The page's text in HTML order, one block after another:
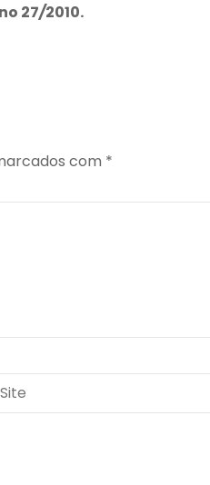
27/2010.
com *
Site